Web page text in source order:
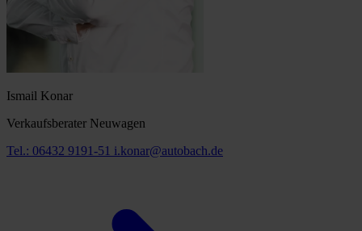
Ismail Konar
Verkaufsberater Neuwagen
Tel.: 06432 9191-51 i.konar@autobach.de